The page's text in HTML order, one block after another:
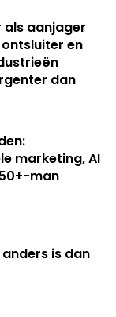
aanjager
en
dan
marketing, AI
man
is dan